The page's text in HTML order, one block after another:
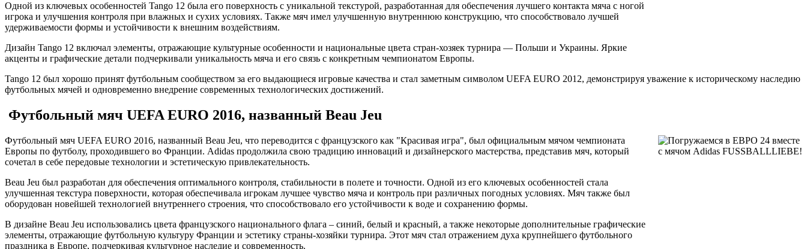
Одной из ключевых особенностей Tango 12 была его поверхность с уникальной текстурой, разработанная для обеспечения лучшего контакта мяча с ногой
игрока и улучшения контроля при влажных и сухих условиях. Также мяч имел улучшенную внутреннюю конструкцию, что способствовало лучшей
удерживаемости формы и устойчивости к внешним воздействиям.
Дизайн Tango 12 включал элементы, отражающие культурные особенности и национальные цвета стран-хозяек турнира — Польши и Украины. Яркие
акценты и графические детали подчеркивали уникальность мяча и его связь с конкретным чемпионатом Европы.
Tango 12 был хорошо принят футбольным сообществом за его выдающиеся игровые качества и стал заметным символом UEFA EURO 2012, демонстрируя уважение к историческому наследию
футбольных мячей и одновременно внедрение современных технологических достижений.
Футбольный мяч UEFA EURO 2016, названный Beau Jeu
Футбольный мяч UEFA EURO 2016, названный Beau Jeu, что переводится с французского как "Красивая игра", был официальным мячом чемпионата
Европы по футболу, проходившего во Франции. Adidas продолжила свою традицию инноваций и дизайнерского мастерства, представив мяч, который
сочетал в себе передовые технологии и эстетическую привлекательность.
Beau Jeu был разработан для обеспечения оптимального контроля, стабильности в полете и точности. Одной из его ключевых особенностей стала
улучшенная текстура поверхности, которая обеспечивала игрокам лучшее чувство мяча и контроль при различных погодных условиях. Мяч также был
оборудован новейшей технологией внутреннего строения, что способствовало его устойчивости к воде и сохранению формы.
В дизайне Beau Jeu использовались цвета французского национального флага – синий, белый и красный, а также некоторые дополнительные графические
элементы, отражающие футбольную культуру Франции и эстетику страны-хозяйки турнира. Этот мяч стал отражением духа крупнейшего футбольного
праздника в Европе, подчеркивая культурное наследие и современность.